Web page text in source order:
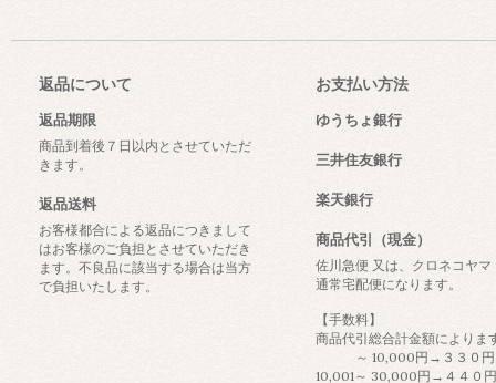
返品について
返品期限
商品到着後７日以内とさせていただ
きます。
返品送料
お客様都合による返品につきまして
はお客様のご負担とさせていただき
ます。不良品に該当する場合は当方
で負担いたします。
お支払い方法
ゆうちょ銀行
三井住友銀行
楽天銀行
商品代引（現金）
佐川急便 又は、クロネコヤマ
通常宅配便になります。
【手数料】
商品代引総合計金額によりま
～ 10,000円→３３０円
10,001～ 30,000円→４４０円